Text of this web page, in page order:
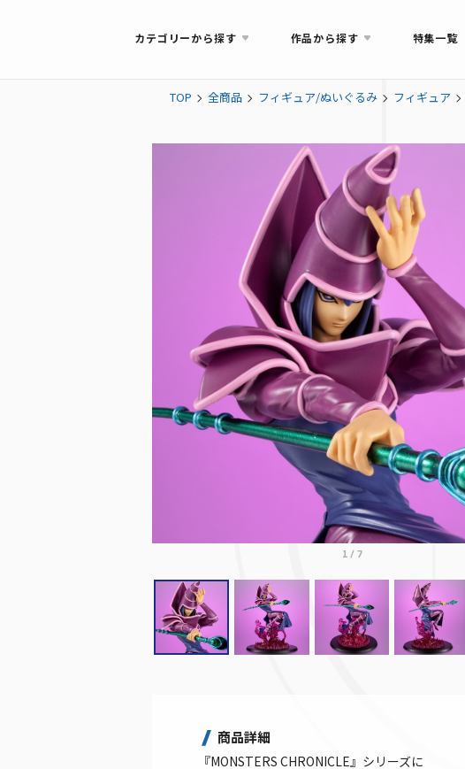
カテゴリーから探す 作品から探す 特集一覧
TOP 全商品 フィギュア/ぬいぐるみ フィギュア
1/ 7
商品詳細
『MONSTERS CHRONICLE』シリーズに